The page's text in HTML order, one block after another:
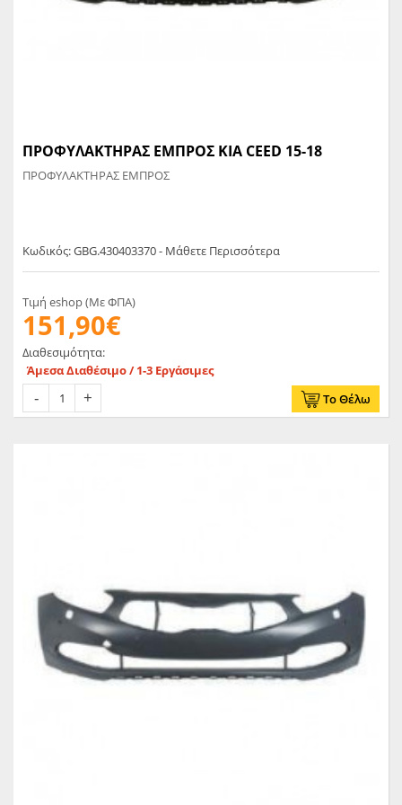
ΠΡΟΦΥΛΑΚΤΗΡΑΣ ΕΜΠΡΟΣ KIA CEED 15-18
ΠΡΟΦΥΛΑΚΤΗΡΑΣ ΕΜΠΡΟΣ
Κωδικός: GBG.430403370 - Μάθετε Περισσότερα
Τιμή eshop (Με ΦΠΑ)
151,90€
Διαθεσιμότητα:
Άμεσα Διαθέσιμο / 1-3 Εργάσιμες
Το Θέλω